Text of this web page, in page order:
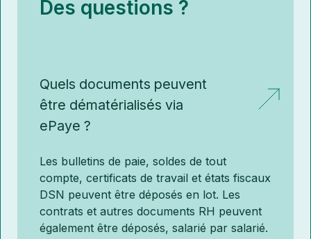
Des questions ?
Quels documents peuvent
être dématérialisés via
ePaye ?
Les bulletins de paie, soldes de tout
compte, certificats de travail et états fiscaux
DSN peuvent être déposés en lot. Les
contrats et autres documents RH peuvent
également être déposés, salarié par salarié.